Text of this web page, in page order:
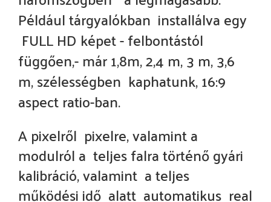
Például tárgyalókban installálva egy
FULL HD képet - felbontástól
függően,- már 1,8m, 2,4 m, 3 m, 3,6
m, szélességben kaphatunk, 16:9
aspect ratio-ban.
A pixelről pixelre, valamint a
modulról a teljes falra történő gyári
kalibráció, valamint a teljes
működési idő alatt automatikus real